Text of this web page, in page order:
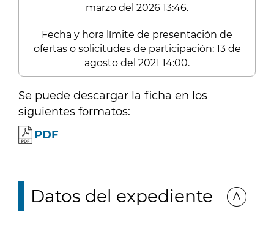
marzo del 2026 13:46.
Fecha y hora límite de presentación de
ofertas o solicitudes de participación: 13 de
agosto del 2021 14:00.
Se puede descargar la ficha en los
siguientes formatos:
PDF
Datos del expediente